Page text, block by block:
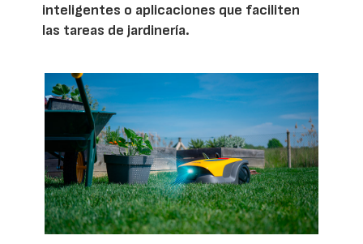
inteligentes o aplicaciones que faciliten
las tareas de jardinería.